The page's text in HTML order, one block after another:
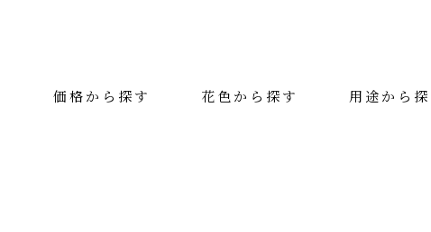
価格から探す 花色から探す 用途から探